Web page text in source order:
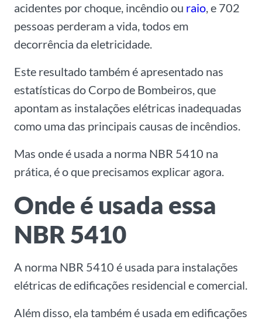
acidentes por choque, incêndio ou raio, e 702
pessoas perderam a vida,todos em
decorrência da eletricidade.
Este resultado também é apresentado nas
estatísticas do Corpo de Bombeiros, que
apontam as instalações elétricas inadequadas
como uma das principais causas de incêndios.
Mas onde é usada a norma NBR 5410 na
prática, é o que precisamos explicar agora.
Onde é usada essa
NBR 5410
A norma NBR 5410 é usada para instalações
elétricas de edificações residencial e comercial.
Além disso, ela também é usada em edificações